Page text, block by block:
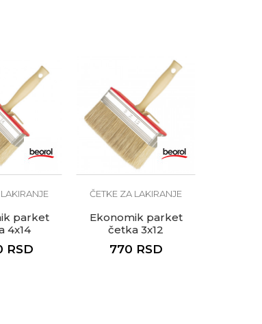
parket
4x14
RSD
ČETKE ZA LAKIRANJE
Ekonomik parket
četka 3x12
770 RSD